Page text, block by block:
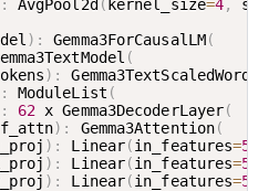
: AvgPool2d ( kernel_size=4,
) : Gemma3ForCausalLM(
(
) :
: ModuleList (
: 62 x Gemma3DecoderLayer(
) : Gemma3Attention(
) : Linear(in_features=5376
) : Linear(in_features=5376
) : Linear(in_features=5376